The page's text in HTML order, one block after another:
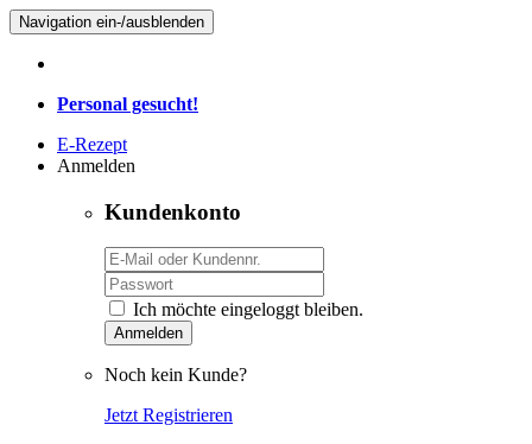
Navigation ein-/ausblenden
Personal gesucht!
E-Rezept
Anmelden
Kundenkonto
Ich möchte eingeloggt bleiben.
Anmelden
Noch kein Kunde?
Jetzt Registrieren